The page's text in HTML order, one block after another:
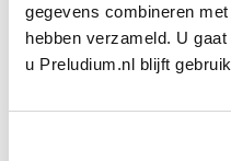
gegevens combineren
hebben verzameld. U
u Preludium.nl blijft